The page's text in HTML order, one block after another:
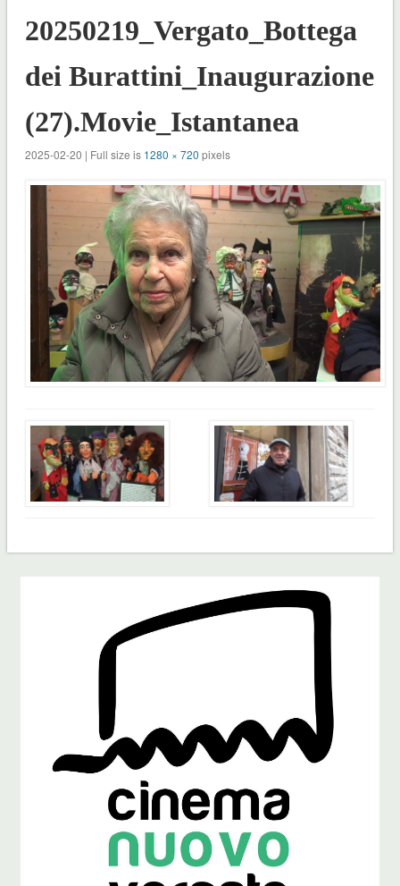
20250219_Vergato_Bottega
dei Burattini_Inaugurazione
(27).Movie_Istantanea
2025-02-20 | Full size is 1280 × 720 pixels